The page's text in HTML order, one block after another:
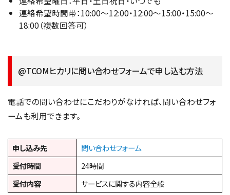
連絡希望時間帯：10:00〜12:00・12:00〜15:00・15:00〜
18:00（複数回答可）
@TCOMヒカリに問い合わせフォームで申し込む方法
電話での問い合わせにこだわりがなければ、問い合わせフォ
ームも利用できます。
申し込み先
問い合わせフォーム
受付時間
24時間
受付内容
サービスに関する内容全般